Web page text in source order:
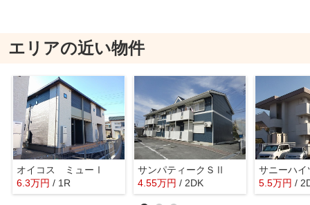
エリアの近い物件
オイコス ミューⅠ
6.3万円 / 1R
サンパティークＳⅡ
4.55万円 / 2DK
サニーハイ
5.5万円 /